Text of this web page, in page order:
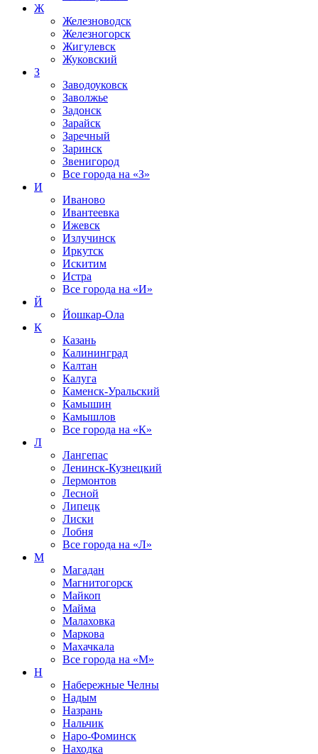
Ж
Железноводск
Железногорск
Жигулевск
Жуковский
З
Заводоуковск
Заволжье
Задонск
Зарайск
Заречный
Заринск
Звенигород
Все города на «З»
И
Иваново
Ивантеевка
Ижевск
Излучинск
Иркутск
Искитим
Истра
Все города на «И»
Й
Йошкар-Ола
К
Казань
Калининград
Калтан
Калуга
Каменск-Уральский
Камышин
Камышлов
Все города на «К»
Л
Лангепас
Ленинск-Кузнецкий
Лермонтов
Лесной
Липецк
Лиски
Лобня
Все города на «Л»
М
Магадан
Магнитогорск
Майкоп
Майма
Малаховка
Маркова
Махачкала
Все города на «М»
Н
Набережные Челны
Надым
Назрань
Нальчик
Наро-Фоминск
Находка